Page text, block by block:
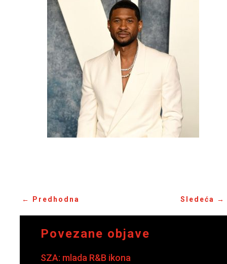
← Predhodna Sledeća →
Povezane objave
SZA: mlada R&B ikona